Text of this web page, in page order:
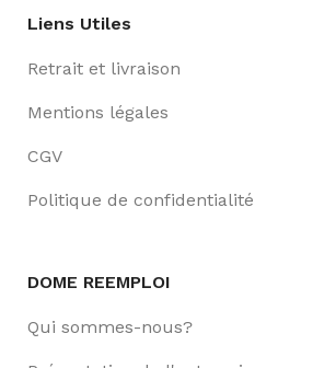
Liens Utiles
Retrait et livraison
Mentions légales
CGV
Politique de confidentialité
DOME REEMPLOI
Qui sommes-nous?